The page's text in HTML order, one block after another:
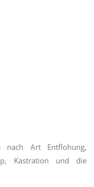
nach Art Entflohung,
Kastration und die